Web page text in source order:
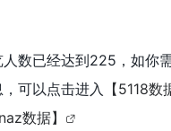
数已经达到225，如你
可以点击进入
【5118数
数据】